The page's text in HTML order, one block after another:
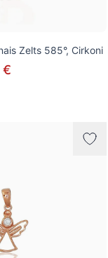
Zelts 585°, Cirkoni
€